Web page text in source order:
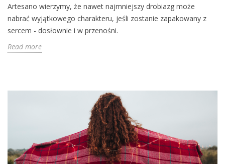
Artesano wierzymy, że nawet najmniejszy drobiazg może
nabrać wyjątkowego charakteru, jeśli zostanie zapakowany z
sercem - dosłownie i w przenośni.
Read more